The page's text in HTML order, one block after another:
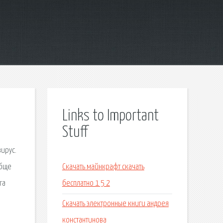
Links to Important
Stuff
Скачать майнкрафт скачать
бесплатно 1 5 2
Скачать электронные книги андрея
константинова